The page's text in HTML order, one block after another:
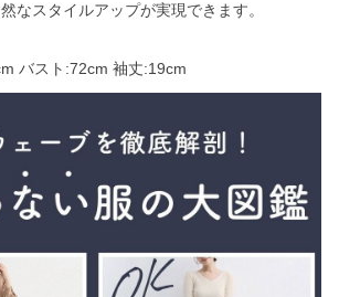
なスタイルアップが実現できます。